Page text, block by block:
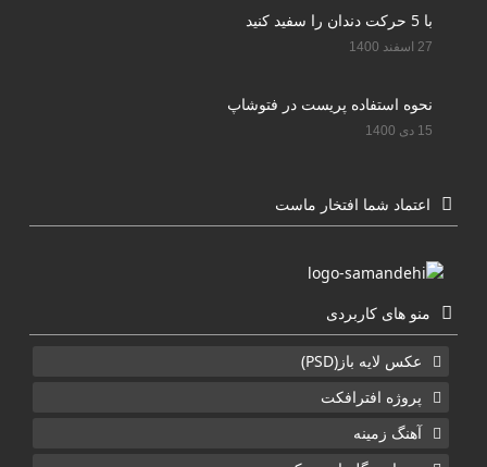
با 5 حرکت دندان را سفید کنید
27 اسفند 1400
نحوه استفاده پریست در فتوشاپ
15 دی 1400
اعتماد شما افتخار ماست
منو های کاربردی
عکس لایه باز(PSD)
پروژه افترافکت
آهنگ زمینه